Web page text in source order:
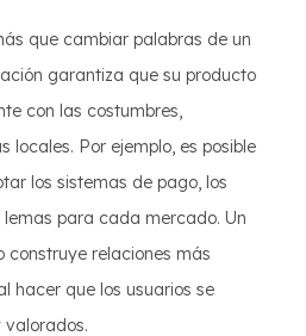
que cambiar palabras de un
garantiza que su producto
con las costumbres,
locales. Por ejemplo, es posible
los sistemas de pago, los
para cada mercado. Un
construye relaciones más
hacer que los usuarios se
valorados.